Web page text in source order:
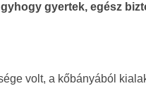
gyertek, egész
volt, a kőbányából